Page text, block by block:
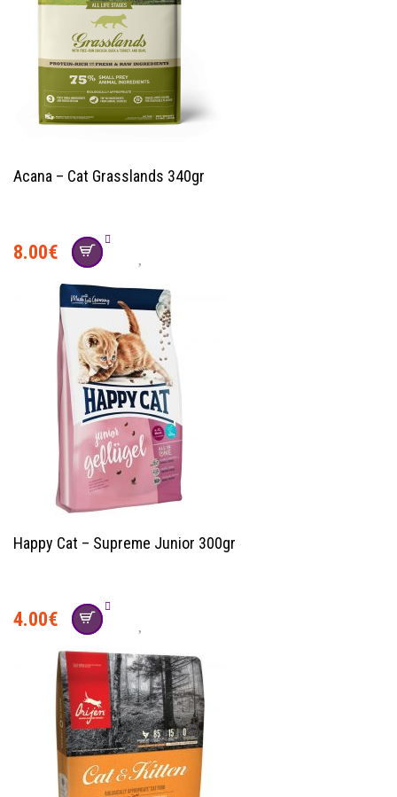
Acana – Cat Grasslands 340gr
8.00€
Happy Cat – Supreme Junior 300gr
4.00€